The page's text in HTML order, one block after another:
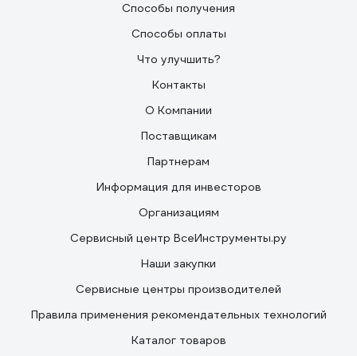
Способы получения
Способы оплаты
Что улучшить?
Контакты
О Компании
Поставщикам
Партнерам
Информация для инвесторов
Организациям
Сервисный центр ВсеИнструменты.ру
Наши закупки
Сервисные центры производителей
Правила применения рекомендательных технологий
Каталог товаров